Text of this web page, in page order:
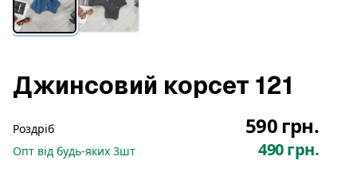
Джинсовий корсет 121
Роздріб 590 грн.
Опт від будь-яких 3шт 490 грн.